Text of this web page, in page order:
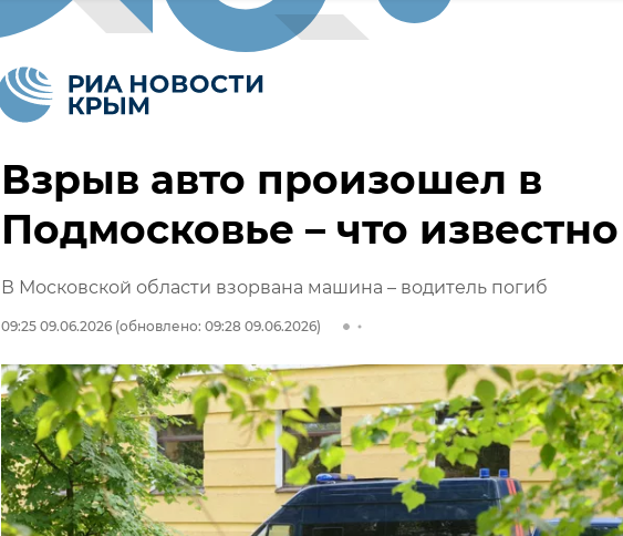
Взрыв авто произошел в
Подмосковье – что известно
В Московской области взорвана машина – водитель погиб
09:25 09.06.2026 (обновлено: 09:28 09.06.2026)